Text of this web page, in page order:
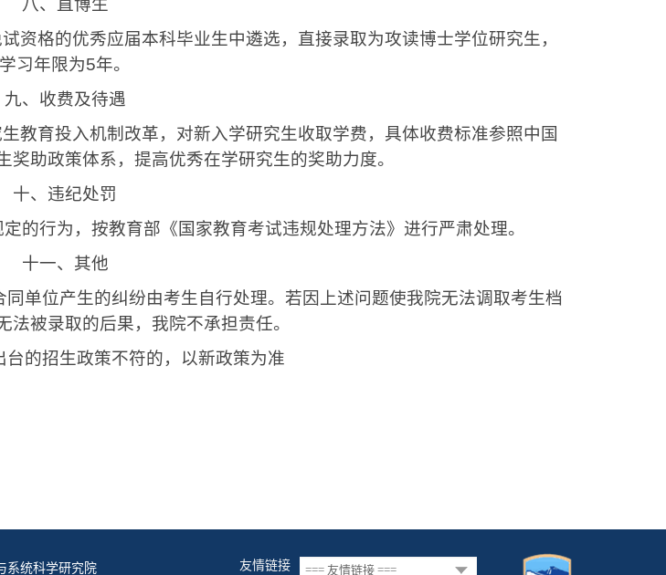
、直博生
资格的优秀应届本科毕业生中遴选，直接录取为攻读博士学位研究生，
习年限为5年。
收费及待遇
教育投入机制改革，对新入学研究生收取学费，具体收费标准参照中国
助政策体系，提高优秀在学研究生的奖助力度。
、违纪处罚
行为，按教育部《国家教育考试违规处理方法》进行严肃处理。
一、其他
单位产生的纠纷由考生自行处理。若因上述问题使我院无法调取考生档
法被录取的后果，我院不承担责任。
台的招生政策不符的，以新政策为准
系统科学研究院 友情链接